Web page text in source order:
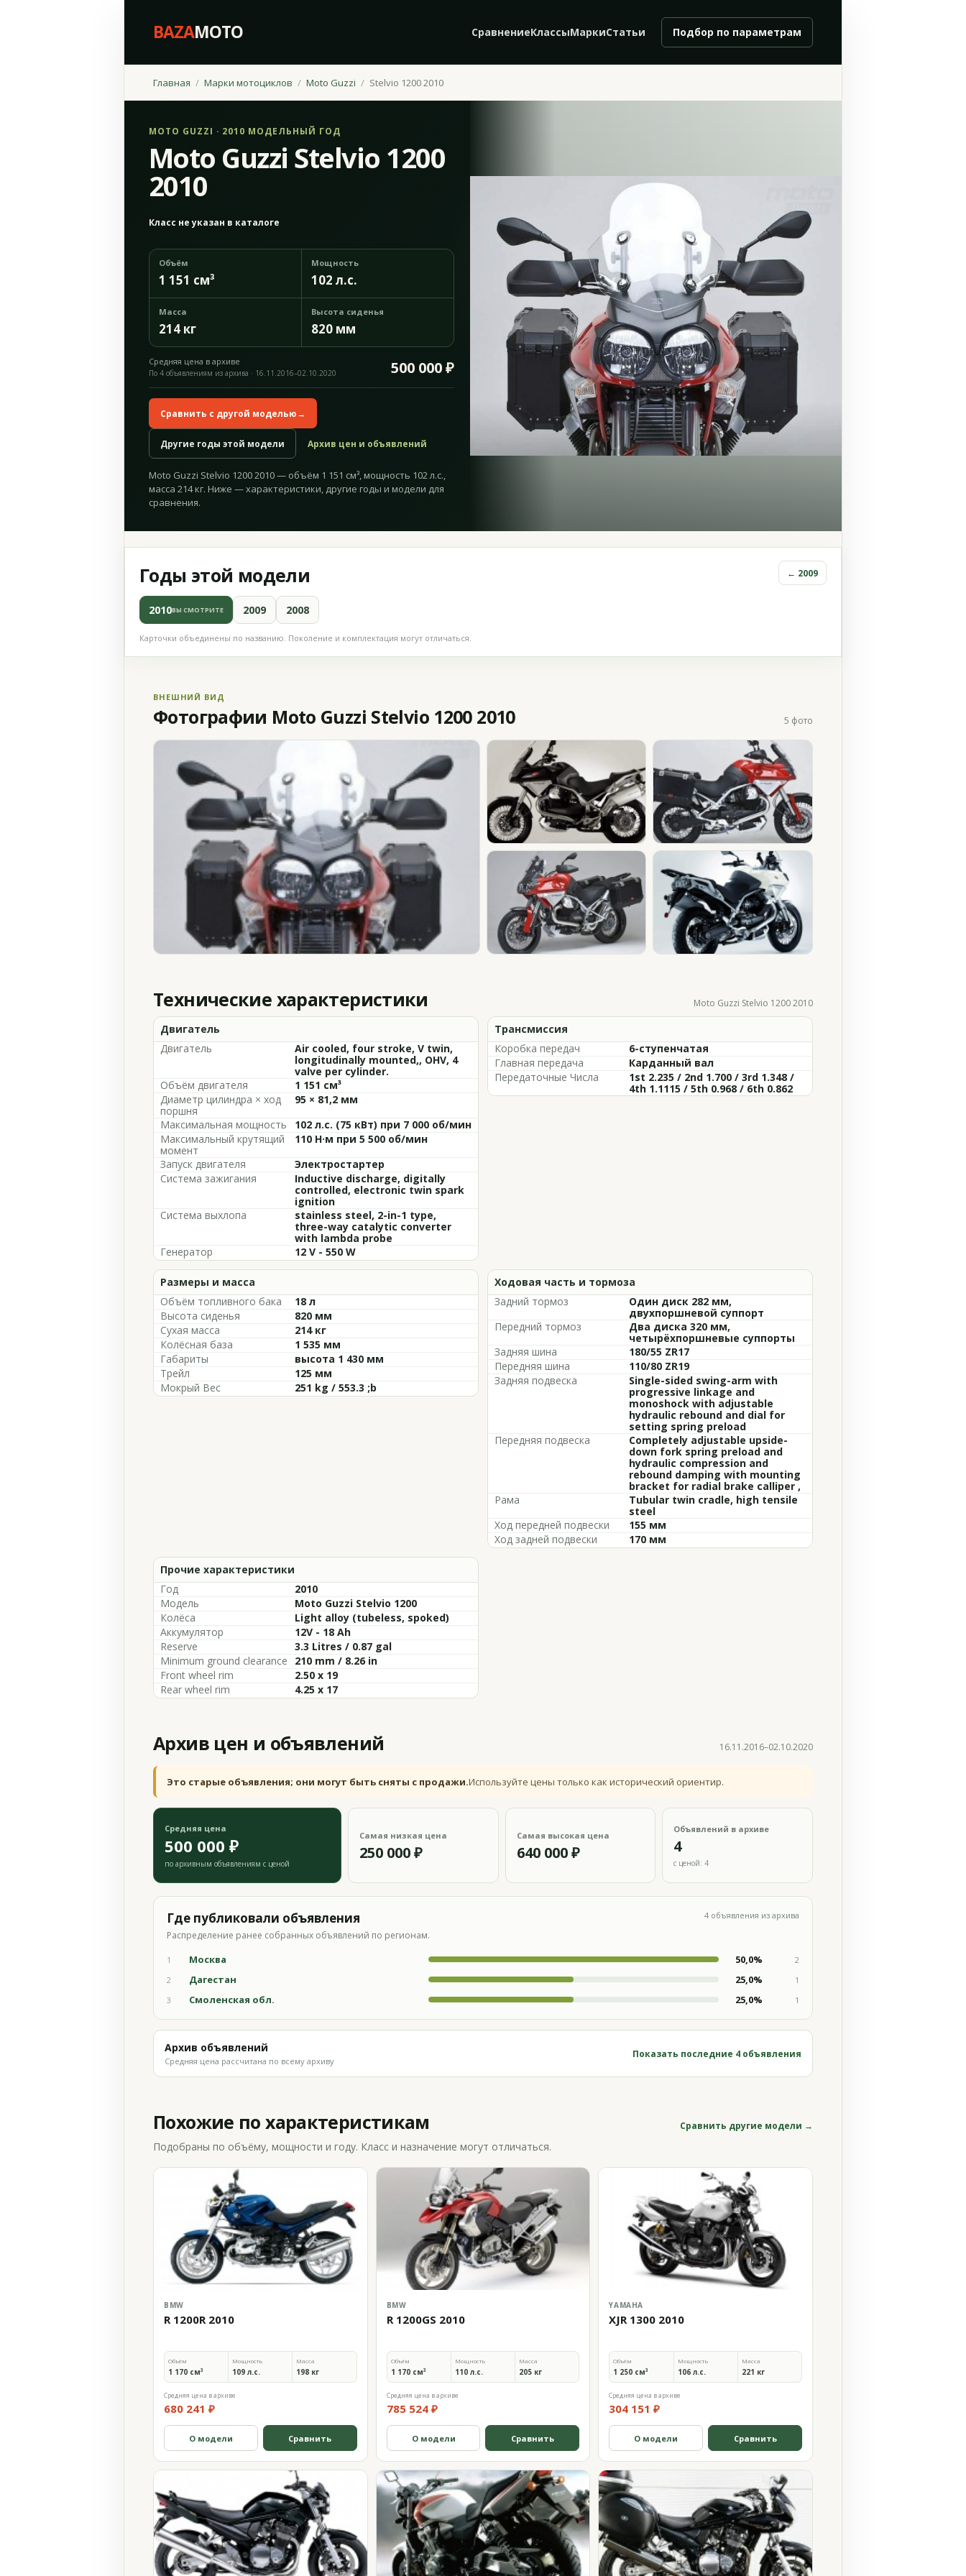
BAZAMOTO СравнениеКлассыМаркиСтатьи Подбор по параметрам
Главная Марки мотоциклов Moto Guzzi Stelvio 1200 2010
MOTO GUZZI · 2010 МОДЕЛЬНЫЙ ГОД
Moto Guzzi Stelvio 1200
2010
Класс не указан в каталоге
Объём
1 151 см³
Мощность
102 л.с.
Масса
214 кг
Высота сиденья
820 мм
Средняя цена в архиве 500 000 ₽
По 4 объявлениям из архива · 16.11.2016–02.10.2020
Сравнить с другой моделью→
Другие годы этой модели Архив цен и объявлений
Moto Guzzi Stelvio 1200 2010 — объём 1 151 см³, мощность 102 л.с.,
масса 214 кг. Ниже — характеристики, другие годы и модели для
сравнения.
Годы этой модели ← 2009
2010ВЫ СМОТРИТЕ 2009 2008
Карточки объединены по названию. Поколение и комплектация могут отличаться.
ВНЕШНИЙ ВИД
Фотографии Moto Guzzi Stelvio 1200 2010 5 фото
Технические характеристики Moto Guzzi Stelvio 1200 2010
Двигатель
Двигатель
Air cooled, four stroke, V twin,
longitudinally mounted,, OHV, 4
valve per cylinder.
Объём двигателя
1 151 см³
Диаметр цилиндра × ход
поршня
95 × 81,2 мм
Максимальная мощность
102 л.с. (75 кВт) при 7 000 об/мин
Максимальный крутящий
момент
110 Н·м при 5 500 об/мин
Запуск двигателя
Электростартер
Система зажигания
Inductive discharge, digitally
controlled, electronic twin spark
ignition
Система выхлопа
stainless steel, 2-in-1 type,
three-way catalytic converter
with lambda probe
Генератор
12 V - 550 W
Трансмиссия
Коробка передач
6-ступенчатая
Главная передача
Карданный вал
Передаточные Числа
1st 2.235 / 2nd 1.700 / 3rd 1.348 /
4th 1.1115 / 5th 0.968 / 6th 0.862
Размеры и масса
Объём топливного бака
18 л
Высота сиденья
820 мм
Сухая масса
214 кг
Колёсная база
1 535 мм
Габариты
высота 1 430 мм
Трейл
125 мм
Мокрый Вес
251 kg / 553.3 ;b
Ходовая часть и тормоза
Задний тормоз
Один диск 282 мм,
двухпоршневой суппорт
Передний тормоз
Два диска 320 мм,
четырёхпоршневые суппорты
Задняя шина
180/55 ZR17
Передняя шина
110/80 ZR19
Задняя подвеска
Single-sided swing-arm with
progressive linkage and
monoshock with adjustable
hydraulic rebound and dial for
setting spring preload
Передняя подвеска
Completely adjustable upside-
down fork spring preload and
hydraulic compression and
rebound damping with mounting
bracket for radial brake calliper ,
Рама
Tubular twin cradle, high tensile
steel
Ход передней подвески
155 мм
Ход задней подвески
170 мм
Прочие характеристики
Год
2010
Модель
Moto Guzzi Stelvio 1200
Колёса
Light alloy (tubeless, spoked)
Аккумулятор
12V - 18 Ah
Reserve
3.3 Litres / 0.87 gal
Minimum ground clearance
210 mm / 8.26 in
Front wheel rim
2.50 x 19
Rear wheel rim
4.25 x 17
Архив цен и объявлений 16.11.2016–02.10.2020
Это старые объявления; они могут быть сняты с продажи.Используйте цены только как исторический ориентир.
Средняя цена
500 000 ₽
по архивным объявлениям с ценой
Самая низкая цена
250 000 ₽
Самая высокая цена
640 000 ₽
Объявлений в архиве
4
с ценой: 4
Где публиковали объявления
Распределение ранее собранных объявлений по регионам.
4 объявления из архива
1 Москва 50,0%
2
2
Дагестан 25,0%
1
3
Смоленская обл. 25,0% 1
Архив объявлений
Средняя цена рассчитана по всему архиву
Показать последние 4 объявления
Похожие по характеристикам Сравнить другие модели →
Подобраны по объёму, мощности и году. Класс и назначение могут отличаться.
BMW
R 1200R 2010
Объём
1 170 см³
Мощность
109 л.с.
Масса
198 кг
Средняя цена в архиве
680 241 ₽
О модели Сравнить
BMW
R 1200GS 2010
Объём
1 170 см³
Мощность
110 л.с.
Масса
205 кг
Средняя цена в архиве
785 524 ₽
О модели Сравнить
YAMAHA
XJR 1300 2010
Объём
1 250 см³
Мощность
106 л.с.
Масса
221 кг
Средняя цена в архиве
304 151 ₽
О модели Сравнить